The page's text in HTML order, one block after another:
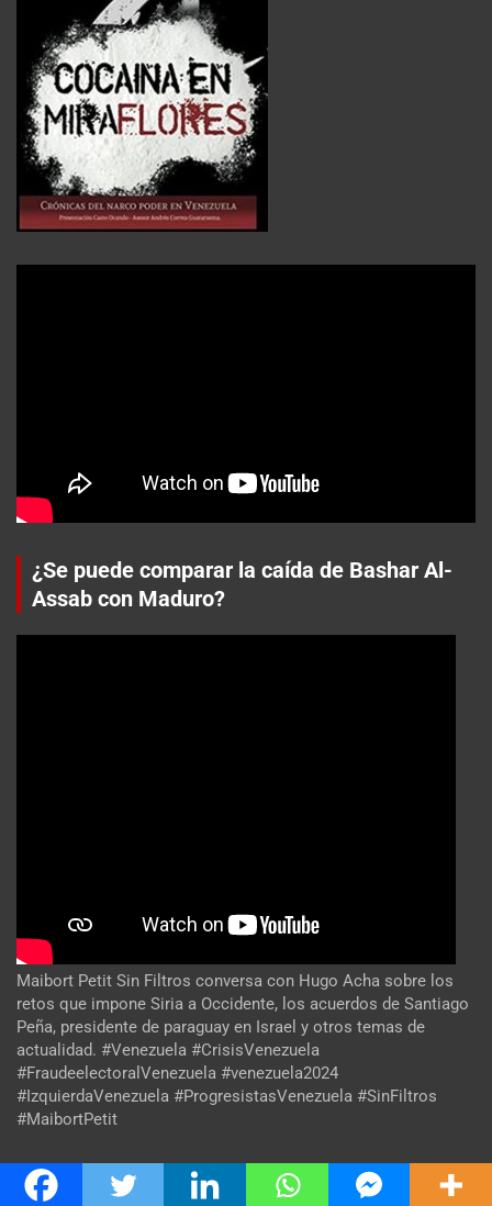
¿Se puede comparar la caída de Bashar Al-
Assab con Maduro?
Maibort Petit Sin Filtros conversa con Hugo Acha sobre los
retos que impone Siria a Occidente, los acuerdos de Santiago
Peña, presidente de paraguay en Israel y otros temas de
actualidad. #Venezuela #CrisisVenezuela
#FraudeelectoralVenezuela #venezuela2024
#IzquierdaVenezuela #ProgresistasVenezuela #SinFiltros
#MaibortPetit